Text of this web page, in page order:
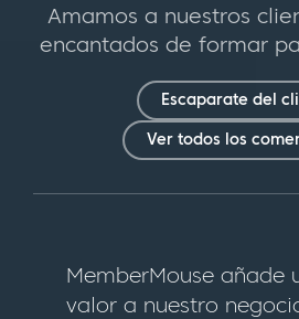
Amamos a nuestros
encantados de formar
Escaparate del
Ver todos los
MemberMouse añade
valor a nuestro